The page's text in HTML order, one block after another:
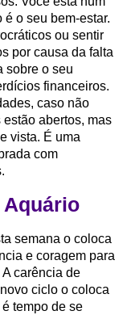
o seu bem-estar.
ou sentir
por causa da falta
sobre o seu
financeiros.
caso não
abertos, mas
vista. É uma
com
Aquário
semana o coloca
e coragem para
carência de
ciclo o coloca
tempo de se